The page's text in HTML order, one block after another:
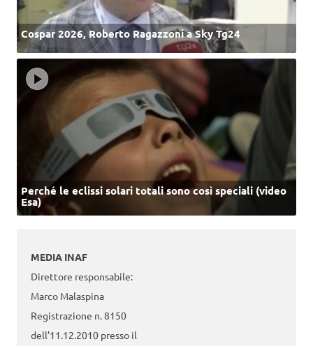
Cospar 2026, Roberto Ragazzoni a Sky Tg24
Perché le eclissi solari totali sono così speciali (video
Esa)
MEDIA INAF
Direttore responsabile:
Marco Malaspina
Registrazione n. 8150
dell’11.12.2010 presso il